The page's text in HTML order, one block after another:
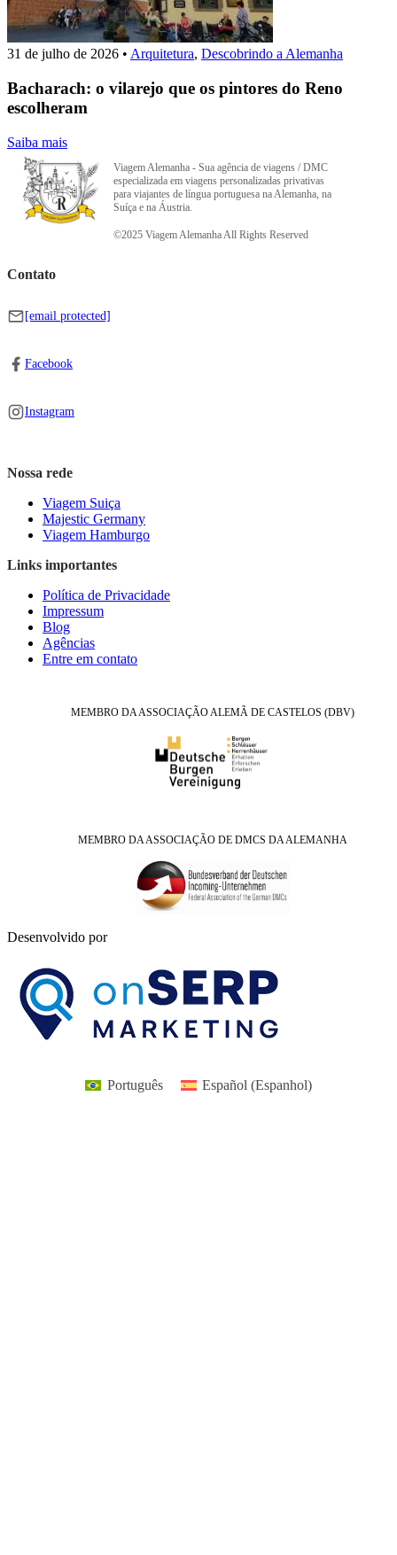
31 de julho de 2026 • Arquitetura, Descobrindo a Alemanha
Bacharach: o vilarejo que os pintores do Reno
escolheram
Saiba mais
Viagem Alemanha - Sua agência de viagens / DMC
especializada em viagens personalizadas privativas
para viajantes de língua portuguesa na Alemanha, na
Suíça e na Áustria.
©2025 Viagem Alemanha All Rights Reserved
Contato
[email protected]
Facebook
Instagram
Nossa rede
Viagem Suiça
Majestic Germany
Viagem Hamburgo
Links importantes
Política de Privacidade
Impressum
Blog
Agências
Entre em contato
MEMBRO DA ASSOCIAÇÃO ALEMÃ DE CASTELOS (DBV)
MEMBRO DA ASSOCIAÇÃO DE DMCS DA ALEMANHA
Desenvolvido por
Português Español (Espanhol)